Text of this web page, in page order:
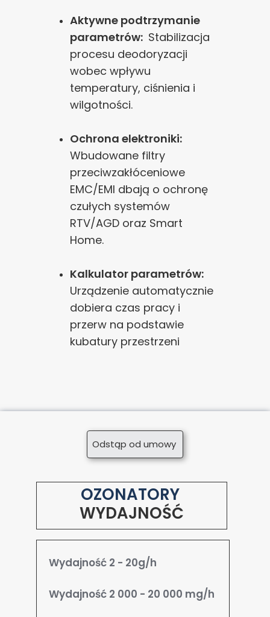
Aktywne podtrzymanie
parametrów: Stabilizacja
procesu deodoryzacji
wobec wpływu
temperatury, ciśnienia i
wilgotności.
Ochrona elektroniki:
Wbudowane filtry
przeciwzakłóceniowe
EMC/EMI dbają o ochronę
czułych systemów
RTV/AGD oraz Smart
Home.
Kalkulator parametrów:
Urządzenie automatycznie
dobiera czas pracy i
przerw na podstawie
kubatury przestrzeni
Odstąp od umowy
OZONATORY
WYDAJNOŚĆ
Wydajność 2 - 20g/h
Wydajność 2 000 - 20 000 mg/h